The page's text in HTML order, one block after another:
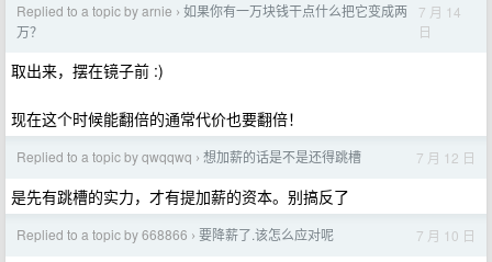
Replied to a topic by arnie › 如果你有一万块钱干点什么把它变成两
万？
7 月 14
日
取出来，摆在镜子前 :)
现在这个时候能翻倍的通常代价也要翻倍！
Replied to a topic by qwqqwq › 想加薪的话是不是还得跳槽 7 月 12 日
是先有跳槽的实力，才有提加薪的资本。别搞反了
Replied to a topic by 668866 › 要降薪了.该怎么应对呢 7 月 10 日